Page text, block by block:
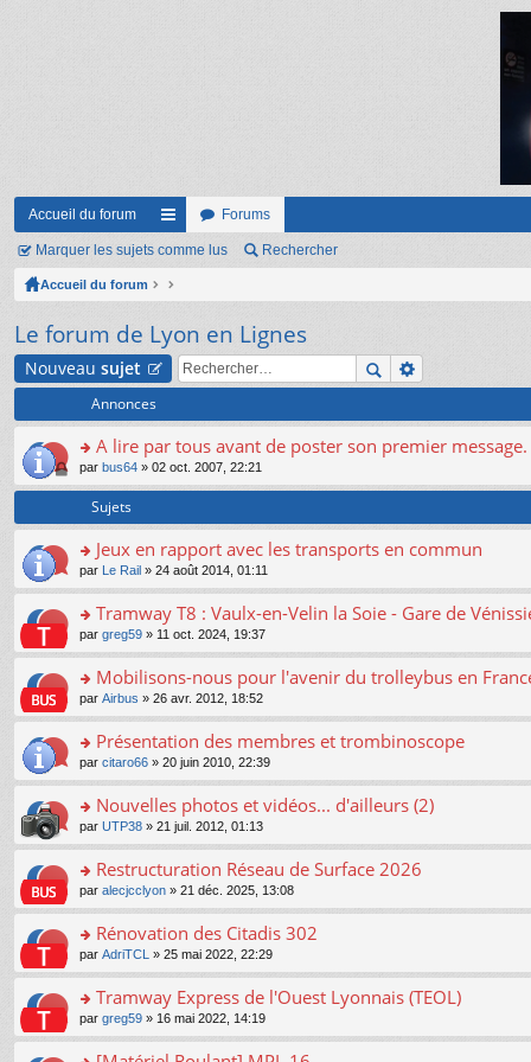
Accueil du forum
ac
co
ci
s
Forums
Marquer les sujets comme lus Rechercher
Accueil du forum
Le forum de Lyon en Lignes
Nouveau sujet
Annonces
o
n
le
m
e
s
a
g
e
n
o
lu
le
pl
u
s
e
nt
A lire par tous avant de poster son premier
par bus64 » 02 oct. 2007, 22:21
Sujets
o
n
ult
er
le
m
e
a
g
e
n
n
lu
le
pl
u
ré
c
e
nt
Jeux en rapport avec les transports en commun
par Le Rail » 24 août 2014, 01:11
o
n
ult
er
le
m
e
a
g
e
n
n
lu
le
pl
u
ré
c
e
Tramway T8 : Vaulx-en-Velin la Soie - Gare de
par greg59 » 11 oct. 2024, 19:37
o
n
ult
er
le
m
e
a
g
e
n
n
lu
le
pl
u
Mobilisons-nous pour l'avenir du trolleybus en
par Airbus » 26 avr. 2012, 18:52
o
n
ult
er
le
m
e
a
g
e
n
n
lu
Présentation des membres et trombinoscope
par citaro66 » 20 juin 2010, 22:39
o
n
ult
er
le
m
e
a
g
e
n
Nouvelles photos et vidéos... d'ailleurs (2)
par UTP38 » 21 juil. 2012, 01:13
o
n
ult
er
le
m
e
Restructuration Réseau de Surface 2026
par alecjcclyon » 21 déc. 2025, 13:08
o
n
ult
er
le
Rénovation des Citadis 302
par AdriTCL » 25 mai 2022, 22:29
o
n
Tramway Express de l'Ouest Lyonnais (TEOL)
par greg59 » 16 mai 2022, 14:19